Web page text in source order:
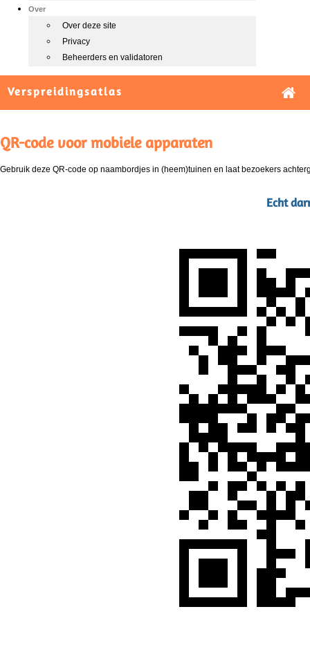
Over
Over deze site
Privacy
Beheerders en validatoren
Verspreidingsatlas
QR-code voor mobiele apparaten
Gebruik deze QR-code op naambordjes in (heem)tuinen en laat bezoekers
Echt